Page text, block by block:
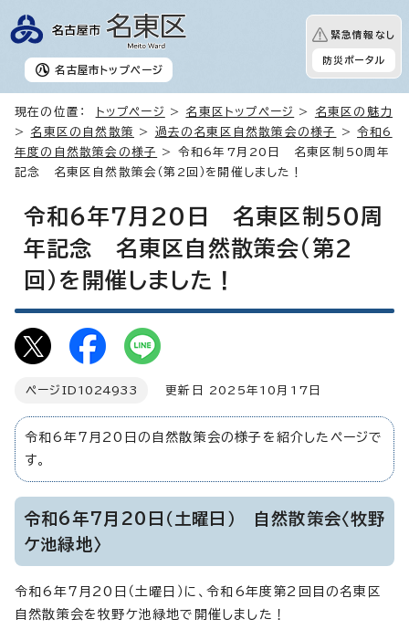
名古屋市 トップページ
緊急情報なし
防災ポータル
現在の位置： トップページ > 名東区トップページ > 名東区の魅力
> 名東区の自然散策 > 過去の名東区自然散策会の様子 >令和6
年度の自然散策会の様子
> 令和6年7月20日 名東区制50周年
記念 名東区自然散策会（第2回）を開催しました！
令和6年7月20日 名東区制50周
年記念 名東区自然散策会（第2
回）を開催しました！
ページID 1024933 更新日 2025年10月17日
令和6年7月20日の自然散策会の様子を紹介したページで
す。
令和6年7月20日（土曜日） 自然散策会〈牧野
ケ池緑地〉
令和6年7月20日（土曜日）に、令和6年度第2回目の名東区
自然散策会を牧野ケ池緑地で開催しました！